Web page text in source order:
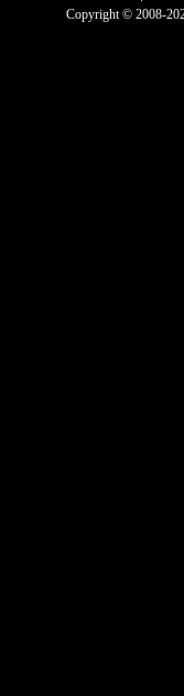
Copyright © 2008-